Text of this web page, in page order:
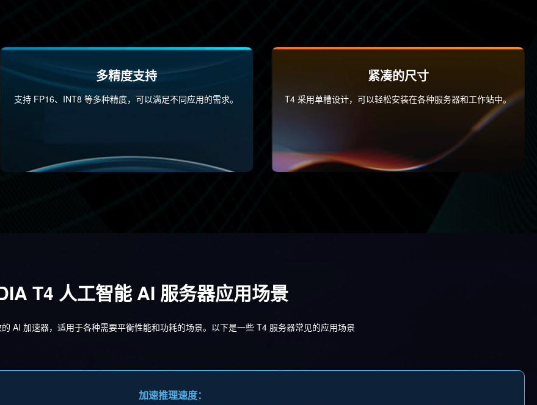
多精度支持
支持 FP16、INT8 等多种精度，可以满足不同应用的需求。
紧凑的尺寸
T4 采用单槽设计，可以轻松安装在各种服务器和工作站中。
T4 人工智能 AI 服务器应用场景
AI 加速器，适用于各种需要平衡性能和功耗的场景。以下是一些 T4 服务器常见的应用场景
加速推理速度：